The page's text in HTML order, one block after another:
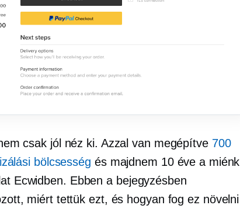
csak jól néz ki. Azzal van megépítve 700
bölcsesség és majdnem 10 éve a miénk
Ecwidben. Ebben a bejegyzésben
miért tettük ezt, és hogyan fog ez növelni